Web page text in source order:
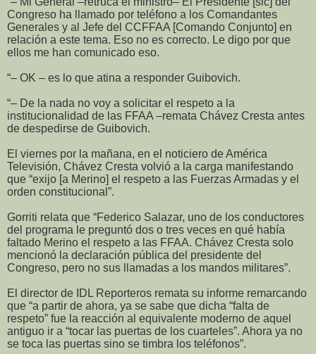
Congreso ha llamado por teléfono a los Comandantes
Generales y al Jefe del CCFFAA [Comando Conjunto] en
relación a este tema. Eso no es correcto. Le digo por que
ellos me han comunicado eso.
“– OK – es lo que atina a responder Guibovich.
“– De la nada no voy a solicitar el respeto a la
institucionalidad de las FFAA –remata Chávez Cresta antes
de despedirse de Guibovich.
El viernes por la mañana, en el noticiero de América
Televisión, Chávez Cresta volvió a la carga manifestando
que “exijo [a Merino] el respeto a las Fuerzas Armadas y el
orden constitucional”.
Gorriti relata que “Federico Salazar, uno de los conductores
del programa le preguntó dos o tres veces en qué había
faltado Merino el respeto a las FFAA. Chávez Cresta solo
mencionó la declaración pública del presidente del
Congreso, pero no sus llamadas a los mandos militares”.
El director de IDL Reporteros remata su informe remarcando
que “a partir de ahora, ya se sabe que dicha “falta de
respeto” fue la reacción al equivalente moderno de aquel
antiguo ir a “tocar las puertas de los cuarteles”. Ahora ya no
se toca las puertas sino se timbra los teléfonos”.